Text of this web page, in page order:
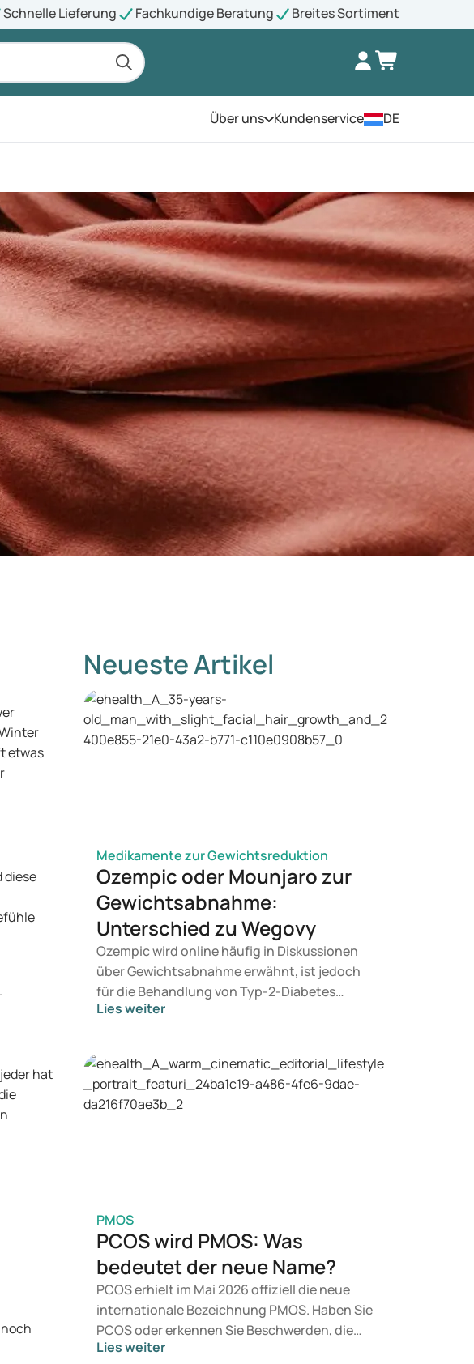
Schnelle Lieferung Fachkundige Beratung Breites Sortiment
Über unsÖffnen Sie das Menü
Kundenservice DE
etwas
diese
hat
Neueste Artikel
Medikamente zur Gewichtsreduktion
Ozempic oder Mounjaro zur
Gewichtsabnahme:
Unterschied zu Wegovy
Ozempic wird online häufig in Diskussionen
über Gewichtsabnahme erwähnt, ist jedoch
für die Behandlung von Typ-2-Diabetes
vorgesehen. Wenn Sie eine Therapie zur
Betracht. Welche Behandlung für Sie geeignet
ist, entscheidet ein Arzt auf Grundlage Ihrer
Gesundheit, Ihres BMI und Ihres
Lies weiter
PMOS
PCOS wird PMOS: Was
bedeutet der neue Name?
PCOS erhielt im Mai 2026 offiziell die neue
internationale Bezeichnung PMOS. Haben Sie
PCOS oder erkennen Sie Beschwerden, die
darauf hindeuten könnten? Medizinisch
Lies weiter